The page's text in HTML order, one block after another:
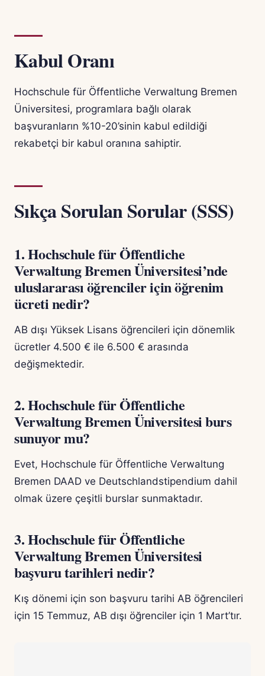
Kabul Oranı
Hochschule für Öffentliche Verwaltung Bremen
Üniversitesi, programlara bağlı olarak
başvuranların %10-20’sinin kabul edildiği
rekabetçi bir kabul oranına sahiptir.
Sıkça Sorulan Sorular (SSS)
1. Hochschule für Öffentliche
Verwaltung Bremen Üniversitesi’nde
uluslararası öğrenciler için öğrenim
ücreti nedir?
AB dışı Yüksek Lisans öğrencileri için dönemlik
ücretler 4.500 € ile 6.500 € arasında
değişmektedir.
2. Hochschule für Öffentliche
Verwaltung Bremen Üniversitesi burs
sunuyor mu?
Evet, Hochschule für Öffentliche Verwaltung
Bremen DAAD ve Deutschlandstipendium dahil
olmak üzere çeşitli burslar sunmaktadır.
3. Hochschule für Öffentliche
Verwaltung Bremen Üniversitesi
başvuru tarihleri nedir?
Kış dönemi için son başvuru tarihi AB öğrencileri
için 15 Temmuz, AB dışı öğrenciler için 1 Mart’tır.